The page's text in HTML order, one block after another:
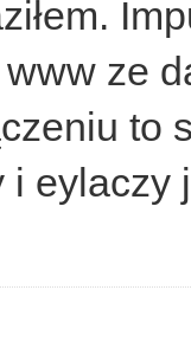
ze
to
i eylaczy